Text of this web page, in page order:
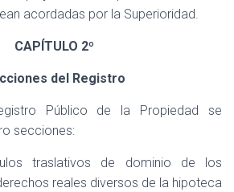
acordadas por la Superioridad.
CAPÍTULO 2º
del Registro
Público de la Propiedad se
secciones:
traslativos de dominio de los
reales diversos de la hipoteca